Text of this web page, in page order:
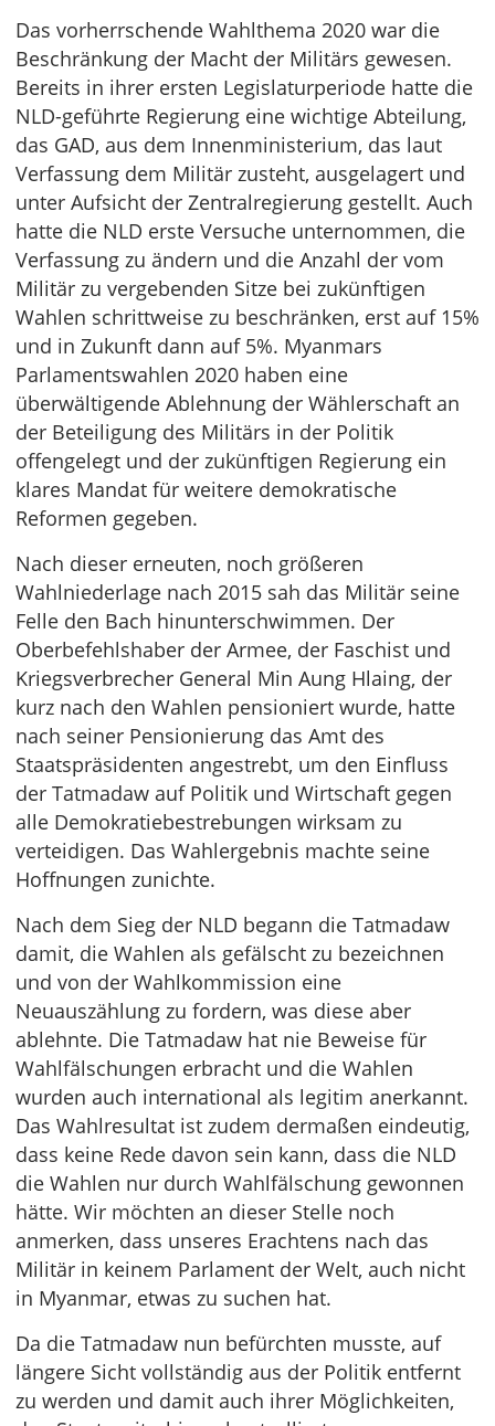
Das vorherrschende Wahlthema 2020 war die
Beschränkung der Macht der Militärs gewesen.
Bereits in ihrer ersten Legislaturperiode hatte die
NLD-geführte Regierung eine wichtige Abteilung,
das GAD, aus dem Innenministerium, das laut
Verfassung dem Militär zusteht, ausgelagert und
unter Aufsicht der Zentralregierung gestellt. Auch
hatte die NLD erste Versuche unternommen, die
Verfassung zu ändern und die Anzahl der vom
Militär zu vergebenden Sitze bei zukünftigen
Wahlen schrittweise zu beschränken, erst auf 15%
und in Zukunft dann auf 5%. Myanmars
Parlamentswahlen 2020 haben eine
überwältigende Ablehnung der Wählerschaft an
der Beteiligung des Militärs in der Politik
offengelegt und der zukünftigen Regierung ein
klares Mandat für weitere demokratische
Reformen gegeben.
Nach dieser erneuten, noch größeren
Wahlniederlage nach 2015 sah das Militär seine
Felle den Bach hinunterschwimmen. Der
Oberbefehlshaber der Armee, der Faschist und
Kriegsverbrecher General Min Aung Hlaing, der
kurz nach den Wahlen pensioniert wurde, hatte
nach seiner Pensionierung das Amt des
Staatspräsidenten angestrebt, um den Einfluss
der Tatmadaw auf Politik und Wirtschaft gegen
alle Demokratiebestrebungen wirksam zu
verteidigen. Das Wahlergebnis machte seine
Hoffnungen zunichte.
Nach dem Sieg der NLD begann die Tatmadaw
damit, die Wahlen als gefälscht zu bezeichnen
und von der Wahlkommission eine
Neuauszählung zu fordern, was diese aber
ablehnte. Die Tatmadaw hat nie Beweise für
Wahlfälschungen erbracht und die Wahlen
wurden auch international als legitim anerkannt.
Das Wahlresultat ist zudem dermaßen eindeutig,
dass keine Rede davon sein kann, dass die NLD
die Wahlen nur durch Wahlfälschung gewonnen
hätte. Wir möchten an dieser Stelle noch
anmerken, dass unseres Erachtens nach das
Militär in keinem Parlament der Welt, auch nicht
in Myanmar, etwas zu suchen hat.
Da die Tatmadaw nun befürchten musste, auf
längere Sicht vollständig aus der Politik entfernt
zu werden und damit auch ihrer Möglichkeiten,